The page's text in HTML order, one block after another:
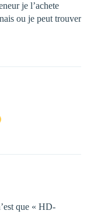
je l’achete
ou je peut trouver
que « HD-